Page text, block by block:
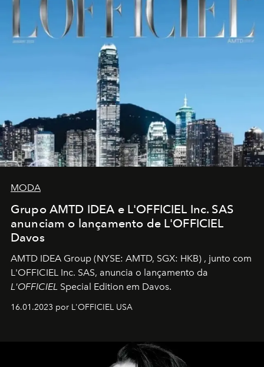
MODA
Grupo AMTD IDEA e L'OFFICIEL Inc. SAS
anunciam o lançamento de L'OFFICIEL
Davos
AMTD IDEA Group (NYSE: AMTD, SGX: HKB) , junto com
L'OFFICIEL Inc. SAS, anuncia o lançamento da
L'OFFICIEL Special Edition em Davos.
16.01.2023 por L'OFFICIEL USA